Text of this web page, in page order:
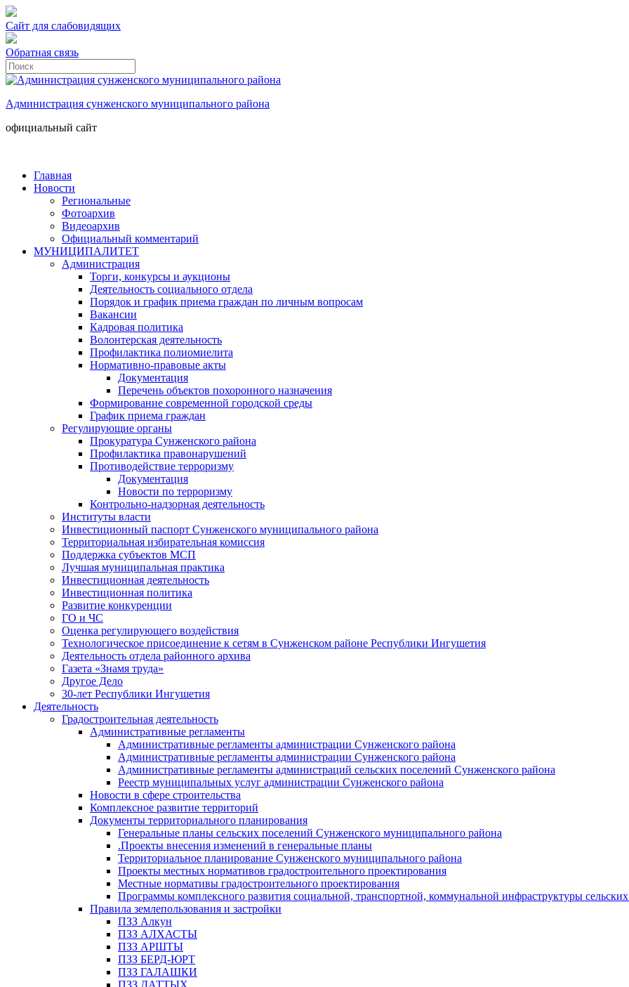
Сайт для слабовидящих
Обратная связь
Администрация сунженского муниципального района
официальный сайт
Главная
Новости
Региональные
Фотоархив
Видеоархив
Официальный комментарий
МУНИЦИПАЛИТЕТ
Администрация
Торги, конкурсы и аукционы
Деятельность социального отдела
Порядок и график приема граждан по личным вопросам
Вакансии
Кадровая политика
Волонтерская деятельность
Профилактика полиомиелита
Нормативно-правовые акты
Документация
Перечень объектов похоронного назначения
Формирование современной городской среды
График приема граждан
Регулирующие органы
Прокуратура Сунженского района
Профилактика правонарушений
Противодействие терроризму
Документация
Новости по терроризму
Контрольно-надзорная деятельность
Институты власти
Инвестиционный паспорт Сунженского муниципального района
Территориальная избирательная комиссия
Поддержка субъектов МСП
Лучшая муниципальная практика
Инвестиционная деятельность
Инвестиционная политика
Развитие конкуренции
ГО и ЧС
Оценка регулирующего воздействия
Технологическое присоединение к сетям в Сунженском районе Республики Ингушетия
Деятельность отдела районного архива
Газета «Знамя труда»
Другое Дело
30-лет Республики Ингушетия
Деятельность
Градостроительная деятельность
Административные регламенты
Административные регламенты администрации Сунженского района
Административные регламенты администрации Сунженского района
Административные регламенты администраций сельских поселений Сунженского района
Реестр муниципальных услуг администрации Сунженского района
Новости в сфере строительства
Комплексное развитие территорий
Документы территориального планирования
Генеральные планы сельских поселений Сунженского муниципального района
.Проекты внесения изменений в генеральные планы
Территориальное планирование Сунженского муниципального района
Проекты местных нормативов градостроительного проектирования
Местные нормативы градостроительного проектирования
Программы комплексного развития социальной, транспортной, коммунальной инфраструктуры
Правила землепользования и застройки
ПЗЗ Алкун
ПЗЗ АЛХАСТЫ
ПЗЗ АРШТЫ
ПЗЗ БЕРД-ЮРТ
ПЗЗ ГАЛАШКИ
ПЗЗ ДАТТЫХ